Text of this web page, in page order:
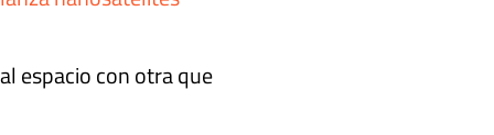
al espacio con otra que